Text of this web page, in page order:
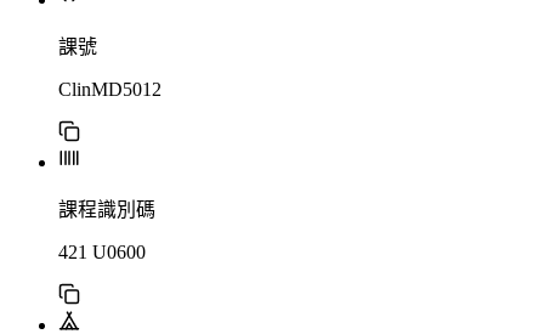
課號
ClinMD5012
課程識別碼
421 U0600